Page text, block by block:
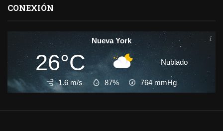
CONEXIÓN
Nueva York
26°C Nublado
1.6 m/s 87% 764 mmHg